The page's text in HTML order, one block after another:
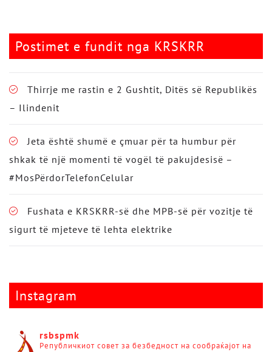
Postimet e fundit nga KRSKRR
Thirrje me rastin e 2 Gushtit, Ditës së Republikës
– Ilindenit
Jeta është shumë e çmuar për ta humbur për
shkak të një momenti të vogël të pakujdesisë –
#MosPërdorTelefonCelular
Fushata e KRSKRR-së dhe MPB-së për vozitje të
sigurt të mjeteve të lehta elektrike
Instagram
rsbspmk
Републичкиот совет за безбедност на сообраќајот на